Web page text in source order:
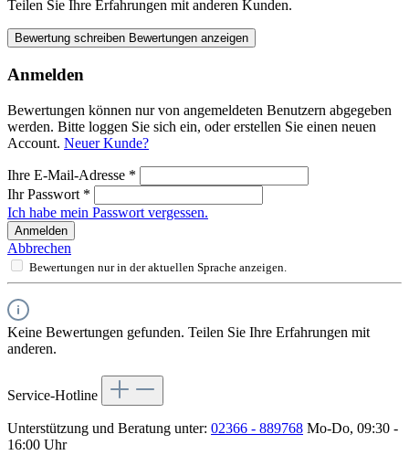
Teilen Sie Ihre Erfahrungen mit anderen Kunden.
Bewertung schreiben Bewertungen anzeigen
Anmelden
Bewertungen können nur von angemeldeten Benutzern abgegeben
werden. Bitte loggen Sie sich ein, oder erstellen Sie einen neuen
Account. Neuer Kunde?
Ihre E-Mail-Adresse *
Ihr Passwort *
Ich habe mein Passwort vergessen.
Anmelden
Abbrechen
Bewertungen nur in der aktuellen Sprache anzeigen.
Keine Bewertungen gefunden. Teilen Sie Ihre Erfahrungen mit
anderen.
Service-Hotline
Unterstützung und Beratung unter: 02366 - 889768 Mo-Do, 09:30 -
16:00 Uhr